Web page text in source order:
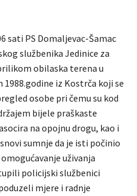
sati PS Domaljevac-Šamac
službenika Jedinice za
obilaska terena u
1988.godine iz Kostrča koji se
osobe pri čemu su kod
bijele praškaste
na opojnu drogu, kao i
sumnje da je isti počinio
uživanja
policijski službenici
mjere i radnje